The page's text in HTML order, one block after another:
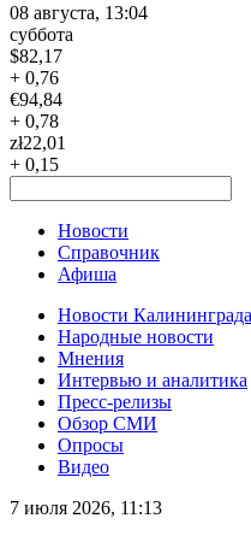
08 августа, 13:04
суббота
$82,17
+ 0,76
€94,84
+ 0,78
zł22,01
+ 0,15
Новости
Справочник
Афиша
Новости Калининграда
Народные новости
Мнения
Интервью и аналитика
Пресс-релизы
Обзор СМИ
Опросы
Видео
7 июля 2026, 11:13